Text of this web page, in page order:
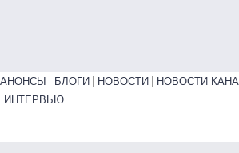
Primary links bottom
АНОНСЫ БЛОГИ НОВОСТИ НОВОСТИ
ИНТЕРВЬЮ